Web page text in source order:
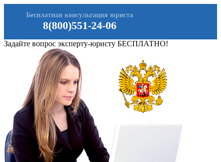
8(800)551-24-06
Бесплатная консультация юриста
Задайте вопрос эксперту-юристу БЕСПЛАТНО!